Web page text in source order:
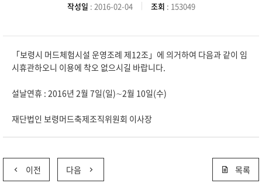
작성일 : 2016-02-04 조회 : 153049
「보령시 머드체험시설 운영조례 제12조」에 의거하여 다음과 같이 임
시휴관하오니 이용에 착오 없으시길 바랍니다.
설날연휴 : 2016년 2월 7일(일)∼2월 10일(수)
재단법인 보령머드축제조직위원회 이사장
이전 다음 목록